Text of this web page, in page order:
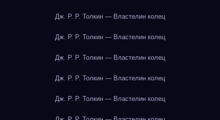
Дж. Р. Р. Толкин — Властелин колец
Дж. Р. Р. Толкин — Властелин колец
Дж. Р. Р. Толкин — Властелин колец
Дж. Р. Р. Толкин — Властелин колец
Дж. Р. Р. Толкин — Властелин колец